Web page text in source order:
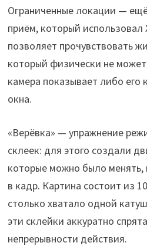
Ограниченные локации —
приём, который использовал
позволяет прочувствовать
который физически не
камера показывает либо его
окна.
«Верёвка» — упражнение
склеек: для этого создали
которые можно было менять,
в кадр. Картина состоит из
столько хватало одной
эти склейки аккуратно
непрерывности действия.